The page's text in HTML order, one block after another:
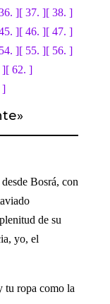
][ 37. ][ 38. ]
][ 46. ][ 47. ]
][ 55. ][ 56. ]
][ 62. ]
]
»
Bosrá, con
de su
yo, el
tu ropa como la